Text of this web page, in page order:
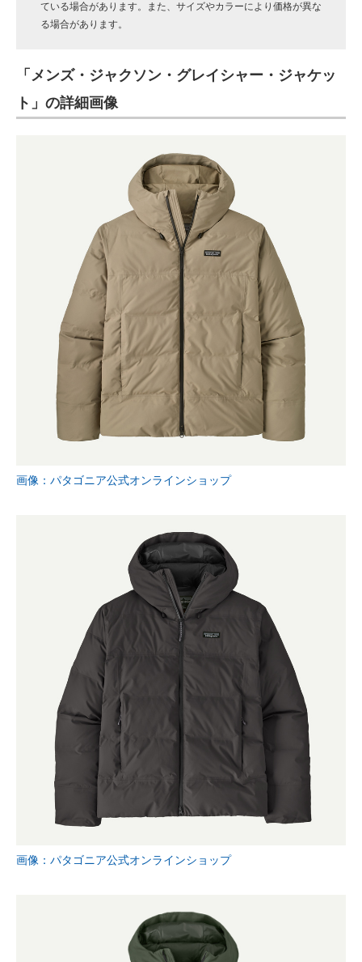
ている場合があります。また、サイズやカラーにより価格が異な
る場合があります。
「メンズ・ジャクソン・グレイシャー・ジャケッ
ト」の詳細画像
画像：パタゴニア公式オンラインショップ
画像：パタゴニア公式オンラインショップ